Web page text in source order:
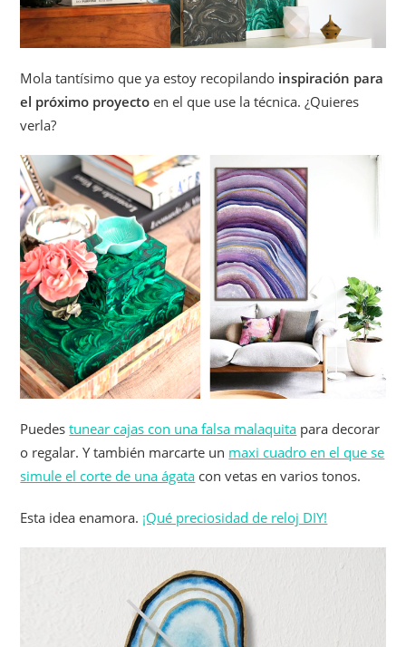
Mola tantísimo que ya estoy recopilando inspiración para
el próximo proyecto en el que use la técnica. ¿Quieres
verla?
Puedestunear cajas con una falsa malaquita para decorar
o regalar. Y también marcarte un maxi cuadro en el que se
simule el corte de una ágata con vetas en varios tonos.
Esta idea enamora. ¡Qué preciosidad de reloj DIY!